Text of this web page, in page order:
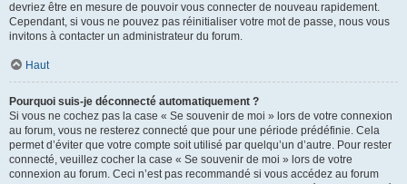
devriez être en mesure de pouvoir vous connecter de nouveau rapidement.
Cependant, si vous ne pouvez pas réinitialiser votre mot de passe, nous vous
invitons à contacter un administrateur du forum.
Haut
Pourquoi suis-je déconnecté automatiquement ?
Si vous ne cochez pas la case « Se souvenir de moi » lors de votre connexion
au forum, vous ne resterez connecté que pour une période prédéfinie. Cela
permet d’éviter que votre compte soit utilisé par quelqu’un d’autre. Pour rester
connecté, veuillez cocher la case « Se souvenir de moi » lors de votre
connexion au forum. Ceci n’est pas recommandé si vous accédez au forum